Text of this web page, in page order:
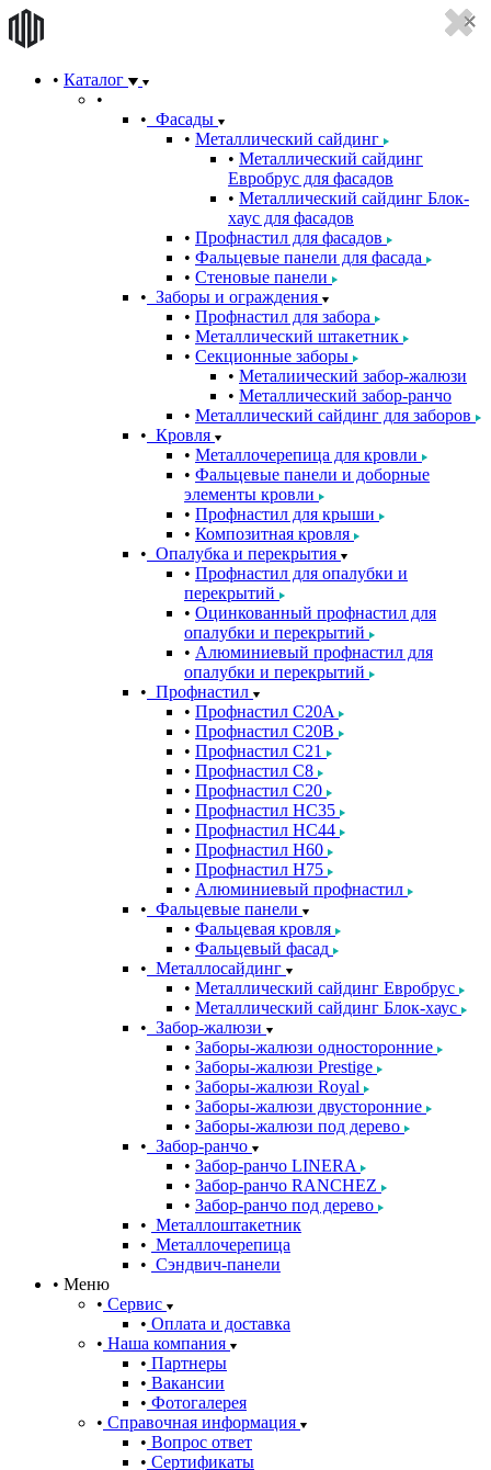
Каталог
Фасады
Металлический сайдинг
Металлический сайдинг
Евробрус для фасадов
Металлический сайдинг Блок-
хаус для фасадов
Профнастил для фасадов
Фальцевые панели для фасада
Стеновые панели
Заборы и ограждения
Профнастил для забора
Металлический штакетник
Секционные заборы
Металиический забор-жалюзи
Металлический забор-ранчо
Металлический сайдинг для заборов
Кровля
Металлочерепица для кровли
Фальцевые панели и доборные
элементы кровли
Профнастил для крыши
Композитная кровля
Опалубка и перекрытия
Профнастил для опалубки и
перекрытий
Оцинкованный профнастил для
опалубки и перекрытий
Алюминиевый профнастил для
опалубки и перекрытий
Профнастил
Профнастил С20A
Профнастил С20B
Профнастил С21
Профнастил С8
Профнастил С20
Профнастил НС35
Профнастил НС44
Профнастил Н60
Профнастил Н75
Алюминиевый профнастил
Фальцевые панели
Фальцевая кровля
Фальцевый фасад
Металлосайдинг
Металлический сайдинг Евробрус
Металлический сайдинг Блок-хаус
Забор-жалюзи
Заборы-жалюзи односторонние
Заборы-жалюзи Prestige
Заборы-жалюзи Royal
Заборы-жалюзи двусторонние
Заборы-жалюзи под дерево
Забор-ранчо
Забор-ранчо LINERA
Забор-ранчо RANCHEZ
Забор-ранчо под дерево
Металлоштакетник
Металлочерепица
Сэндвич-панели
Меню
Сервис
Оплата и доставка
Наша компания
Партнеры
Вакансии
Фотогалерея
Справочная информация
Вопрос ответ
Сертификаты